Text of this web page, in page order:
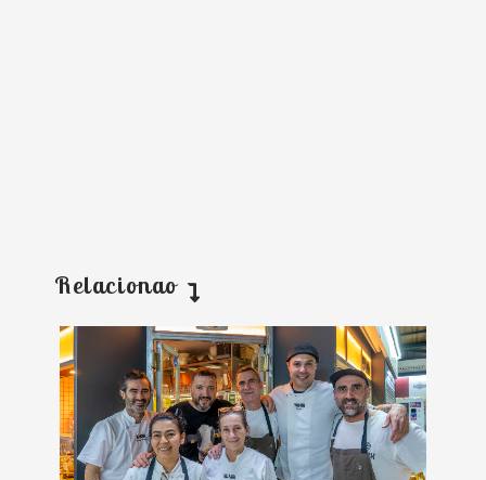
Relacionao